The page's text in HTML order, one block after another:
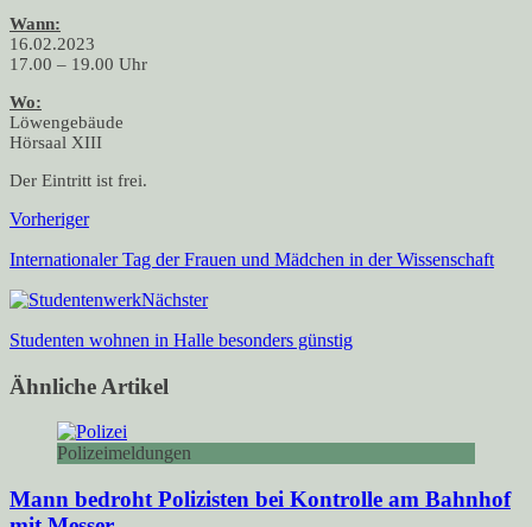
Wann:
16.02.2023
17.00 – 19.00 Uhr
Wo:
Löwengebäude
Hörsaal XIII
Der Eintritt ist frei.
Vorheriger
Internationaler Tag der Frauen und Mädchen in der Wissenschaft
Nächster
Studenten wohnen in Halle besonders günstig
Ähnliche Artikel
Polizeimeldungen
Mann bedroht Polizisten bei Kontrolle am Bahnhof